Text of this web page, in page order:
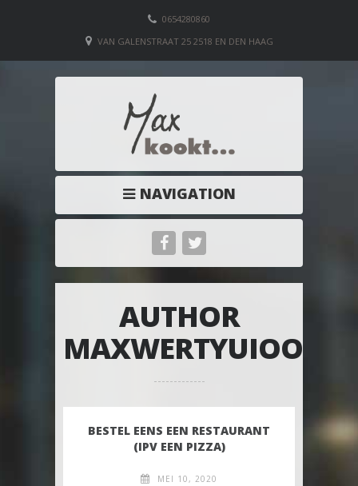
0654280860
VAN GALENSTRAAT 25 2518 EN DEN HAAG
NAVIGATION
AUTHOR
BESTEL EENS EEN RESTAURANT
(IPV EEN PIZZA)
MEI 10, 2020